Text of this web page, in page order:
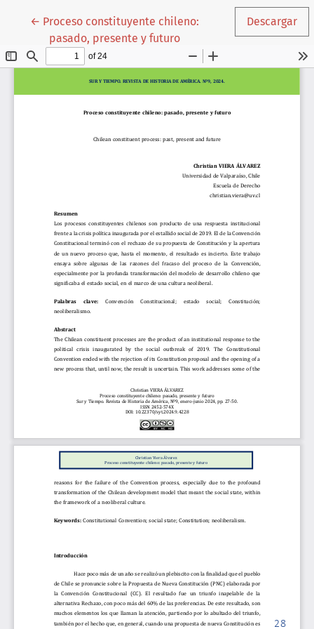
← Volver a los detalles del artículo
Proceso constituyente chileno:
pasado, presente y futuro
Descargar